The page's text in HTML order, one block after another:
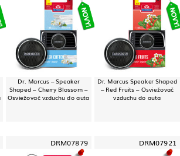
Dr. Marcus – Speaker
Shaped – Cherry Blossom –
Osviežovač vzduchu do auta
Dr. Marcus Speaker Shaped
– Red Fruits – Osviežovač
vzduchu do auta
DRM07879 DRM07921